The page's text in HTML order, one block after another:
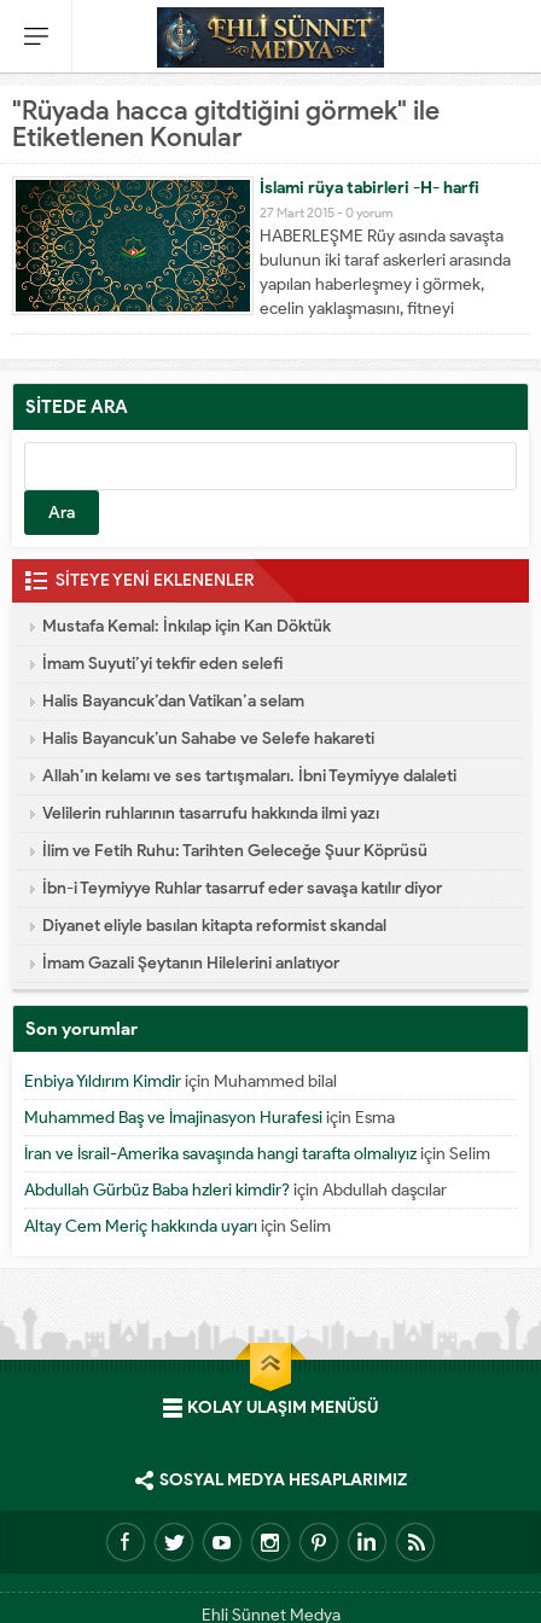
"Rüyada hacca gitdtiğini görmek" ile
Etiketlenen Konular
İslami rüya tabirleri -H- harfi
27 Mart 2015 - 0 yorum
HABERLEŞME Rüy asında savaşta
bulunun iki taraf askerleri arasında
yapılan haberleşmey i görmek,
ecelin yaklaşmasını, fitneyi
yatıştırmayı, Hakk'a uymay ı,
hastanın ölmesini ve mazlumun galip
gelmesini ifade eder. Bir kimsenin
şerefinin yüce olmasını ifade eder.
SİTEDE ARA
SİTEYE YENİ EKLENENLER
Mustafa Kemal: İnkılap için Kan Döktük
İmam Suyuti’yi tekfir eden selefi
Halis Bayancuk’dan Vatikan’a selam
Halis Bayancuk’un Sahabe ve Selefe hakareti
Allah’ın kelamı ve ses tartışmaları. İbni Teymiyye dalaleti
Velilerin ruhlarının tasarrufu hakkında ilmi yazı
İlim ve Fetih Ruhu: Tarihten Geleceğe Şuur Köprüsü
İbn-i Teymiyye Ruhlar tasarruf eder savaşa katılır diyor
Diyanet eliyle basılan kitapta reformist skandal
İmam Gazali Şeytanın Hilelerini anlatıyor
Son yorumlar
Enbiya Yıldırım Kimdiriçin Muhammed bilal
Muhammed Baş ve İmajinasyon Hurafesiiçin Esma
İran ve İsrail-Amerika savaşında hangi tarafta olmalıyıziçin Selim
Abdullah Gürbüz Baba hzleri kimdir?için Abdullah daşcılar
Altay Cem Meriç hakkında uyarıiçin Selim
KOLAY ULAŞIM MENÜSÜ
SOSYAL MEDYA HESAPLARIMIZ
Ehli Sünnet Medya